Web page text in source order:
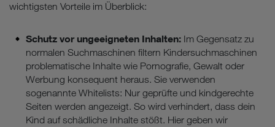
wichtigsten Vorteile im Überblick:
Schutz vor ungeeigneten Inhalten: Im Gegensatz zu
normalen Suchmaschinen filtern Kindersuchmaschinen
problematische Inhalte wie Pornografie, Gewalt oder
Werbung konsequent heraus. Sie verwenden
sogenannte Whitelists: Nur geprüfte und kindgerechte
Seiten werden angezeigt. So wird verhindert, dass dein
Kind auf schädliche Inhalte stößt. Hier geben wir